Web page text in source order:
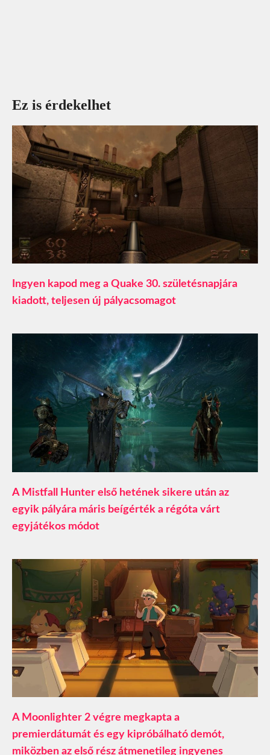
Ez is érdekelhet
Ingyen kapod meg a Quake 30. születésnapjára
kiadott, teljesen új pályacsomagot
A Mistfall Hunter első hetének sikere után az
egyik pályára máris beígérték a régóta várt
egyjátékos módot
A Moonlighter 2 végre megkapta a
premierdátumát és egy kipróbálható demót,
miközben az első rész átmenetileg ingyenes